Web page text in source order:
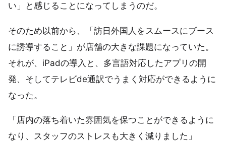
い」と感じることになってしまうのだ。
そのため以前から、「訪日外国人をスムースにブース
に誘導すること」が店舗の大きな課題になっていた。
それが、iPadの導入と、多言語対応したアプリの開
発、そしてテレビde通訳でうまく対応ができるように
なった。
「店内の落ち着いた雰囲気を保つことができるように
なり、スタッフのストレスも大きく減りました」